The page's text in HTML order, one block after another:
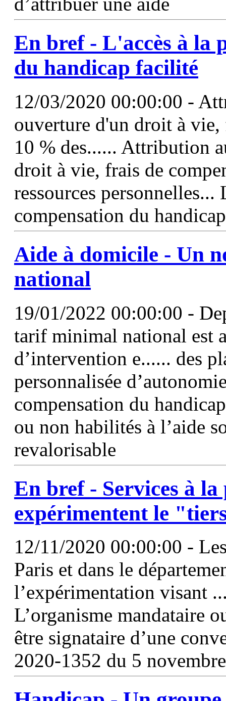
En bref - L'accès à la
du handicap facilité
12/03/2020 00:00:00 -
ouverture d'un droit à
10 % des...... Attribution
droit à vie, frais de
ressources personnelles...
compensation du
Aide à domicile - Un
national
19/01/2022 00:00:00 -
tarif minimal national est
d’intervention e...... des
personnalisée
compensation du
ou non habilités à l’aide
revalorisable
En bref - Services à
expérimentent le
12/11/2020 00:00:00 -
Paris et dans le
l’expérimentation visant
L’organisme mandataire
être signataire d’une
2020-1352 du 5